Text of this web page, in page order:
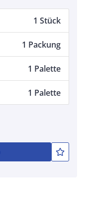
1 Stück
1 Packung
1 Palette
1 Palette